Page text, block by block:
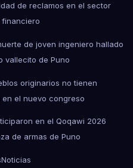
de reclamos en el sector
de joven ingeniero hallado
vallecito de Puno
originarios no tienen
el nuevo congreso
en el Qoqawi 2026
de armas de Puno
Noticias